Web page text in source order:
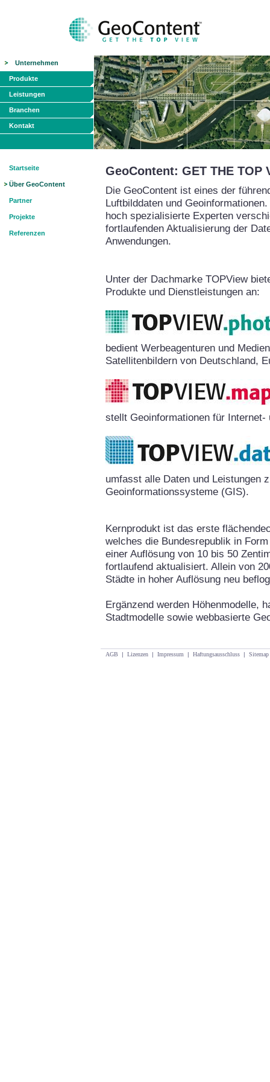
Unternehmen
Produkte
Leistungen
Branchen
Kontakt
Startseite
Über GeoContent
Partner
Projekte
Referenzen
GeoContent: GET THE TOP
Die GeoContent ist eines der
Luftbilddaten und
hoch spezialisierte Experten
fortlaufenden Aktualisierung der
Anwendungen.
Unter der Dachmarke TOPView
Produkte und Dienstleistungen an:
bedient Werbeagenturen und
Satellitenbildern von Deutschland,
stellt Geoinformationen für Internet-
umfasst alle Daten und Leistungen
Geoinformationssysteme (GIS).
Kernprodukt ist das erste
welches die Bundesrepublik in
einer Auflösung von 10 bis 50
fortlaufend aktualisiert. Allein von
Städte in hoher Auflösung neu
Ergänzend werden Höhenmodelle,
Stadtmodelle sowie webbasierte
AGB | Lizenzen | Impressum | Haftungsausschluss | Sitemap